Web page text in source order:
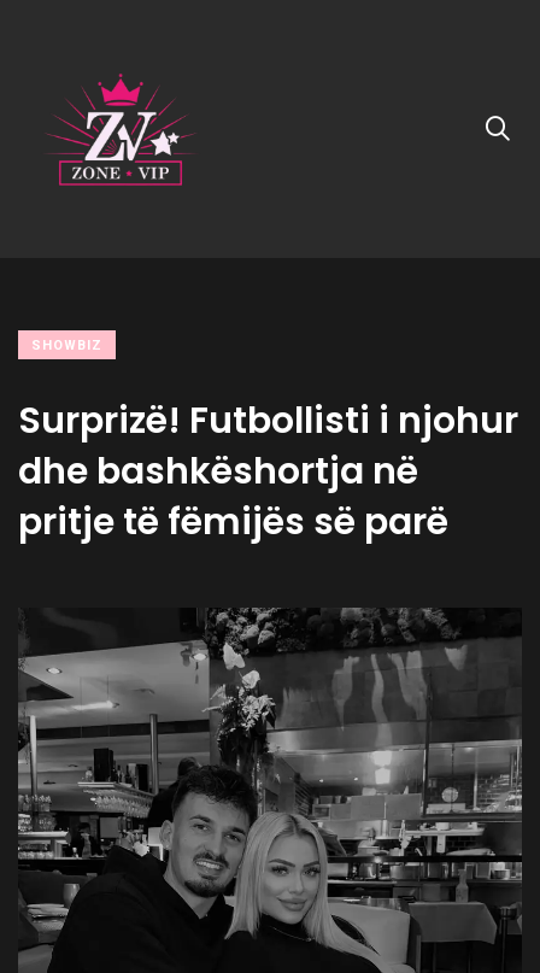
SHOWBIZ
Surprizë! Futbollisti i njohur
dhe bashkëshortja në
pritje të fëmijës së parë